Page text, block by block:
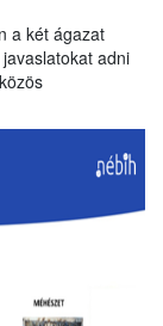
a két ágazat
adni